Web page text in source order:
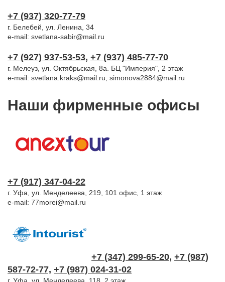
+7 (937) 320-77-79
г. Белебей, ул. Ленина, 34
e-mail: svetlana-sabir@mail.ru
+7 (927) 937-53-53, +7 (937) 485-77-70
г. Мелеуз, ул. Октябрьская, 8а. БЦ "Империя", 2 этаж
e-mail: svetlana.kraks@mail.ru, simonova2884@mail.ru
Наши фирменные офисы
+7 (917) 347-04-22
г. Уфа, ул. Менделеева, 219, 101 офис, 1 этаж
e-mail: 77morei@mail.ru
+7 (347) 299-65-20, +7 (987)
587-72-77, +7 (987) 024-31-02
г. Уфа, ул. Менделеева, 118, 2 этаж